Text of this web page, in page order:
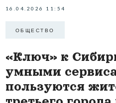
16.04.2026 11:54
ОБЩЕСТВО
«Ключ» к
умными
пользуются